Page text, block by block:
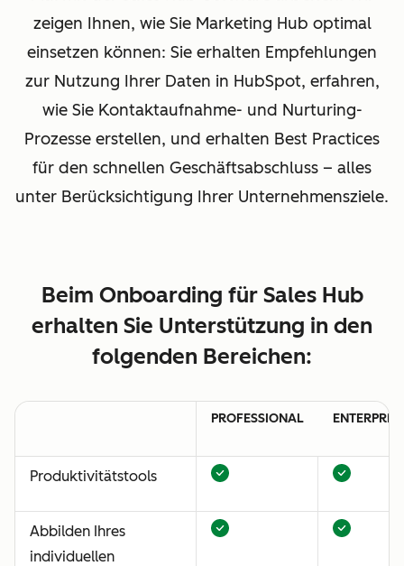
zeigen Ihnen, wie Sie Marketing Hub optimal
einsetzen können: Sie erhalten Empfehlungen
zur Nutzung Ihrer Daten in HubSpot, erfahren,
wie Sie Kontaktaufnahme- und Nurturing-
Prozesse erstellen, und erhalten Best Practices
für den schnellen Geschäftsabschluss – alles
unter Berücksichtigung Ihrer Unternehmensziele.
Beim Onboarding für Sales Hub
erhalten Sie Unterstützung in den
folgenden Bereichen:
PROFESSIONAL ENTERPRISE
Produktivitätstools
Abbilden Ihres
individuellen